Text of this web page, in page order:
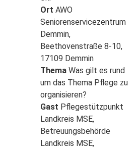
Ort AWO
Seniorenservicezentrum
Demmin,
Beethovenstraße 8-10,
17109 Demmin
Thema Was gilt es rund
um das Thema Pflege zu
organisieren?
Gast Pflegestützpunkt
Landkreis MSE,
Betreuungsbehörde
Landkreis MSE,